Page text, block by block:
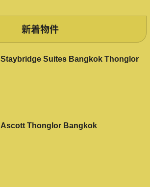
新着物件
Staybridge Suites Bangkok Thonglor
Ascott Thonglor Bangkok